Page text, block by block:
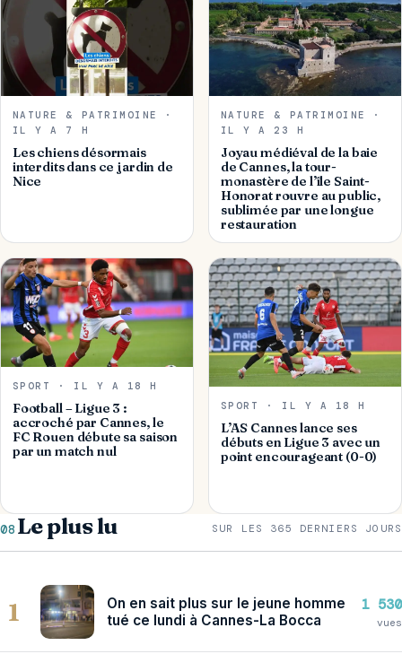
NATURE & PATRIMOINE ·
IL Y A 7 H
Les chiens désormais
interdits dans ce jardin de
Nice
NATURE & PATRIMOINE ·
IL Y A 23 H
Joyau médiéval de la baie
de Cannes, la tour-
monastère de l’île Saint-
Honorat rouvre au public,
sublimée par une longue
restauration
SPORT · IL Y A 18 H
Football – Ligue 3 :
accroché par Cannes, le
FC Rouen débute sa saison
par un match nul
SPORT · IL Y A 18 H
L’AS Cannes lance ses
débuts en Ligue 3 avec un
point encourageant (0-0)
08 Le plus lu SUR LES 365 DERNIERS JOURS
1
On en sait plus sur le jeune homme
tué ce lundi à Cannes-La Bocca
1 530
vues